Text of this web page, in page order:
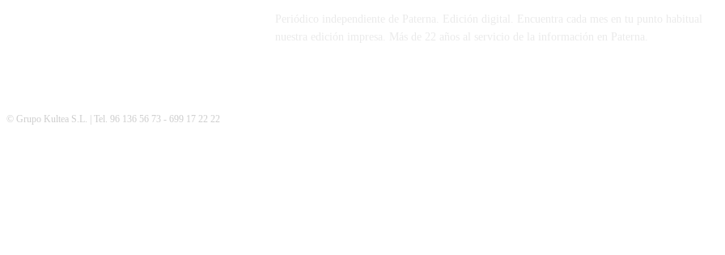
© Grupo Kultea S.L. | Tel. 96 136 56 73 - 699 17 22 22